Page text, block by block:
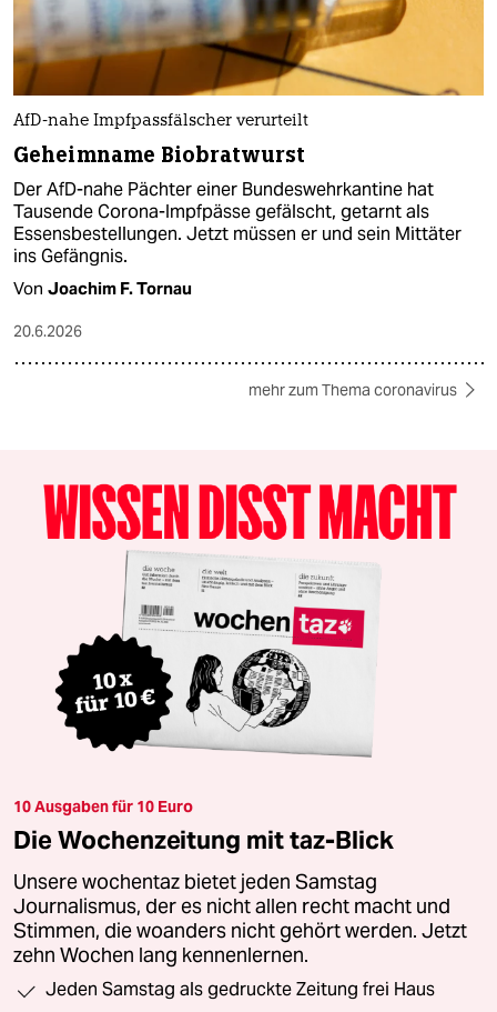
AfD-nahe Impfpassfälscher verurteilt
Geheimname Biobratwurst
Der AfD-nahe Pächter einer Bundeswehrkantine hat
Tausende Corona-Impfpässe gefälscht, getarnt als
Essensbestellungen. Jetzt müssen er und sein Mittäter
ins Gefängnis.
Von Joachim F. Tornau
20.6.2026
mehr zum Thema coronavirus
10 Ausgaben für 10 Euro
Die Wochenzeitung mit taz-Blick
Unsere wochentaz bietet jeden Samstag
Journalismus, der es nicht allen recht macht und
Stimmen, die woanders nicht gehört werden. Jetzt
zehn Wochen lang kennenlernen.
Jeden Samstag als gedruckte Zeitung frei Haus